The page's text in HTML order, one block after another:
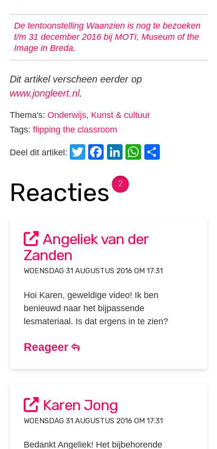
De tentoonstelling Waanzien is nog te bezoeken
t/m 31 december 2016 bij MOTI, Museum of the
Image in Breda.
Dit artikel verscheen eerder op
www.jongleert.nl.
Thema's: Onderwijs, Kunst & cultuur
Tags: flipping the classroom
Deel dit artikel: Twitter
Facebook
LinkedIn
WhatsApp
Reacties 2
Angeliek van der
Zanden
WOENSDAG 31 AUGUSTUS 2016 OM 17:31
Hoi Karen, geweldige video! Ik ben
benieuwd naar het bijpassende
lesmateriaal. Is dat ergens in te zien?
Reageer
Karen Jong
WOENSDAG 31 AUGUSTUS 2016 OM 17:31
Bedankt Angeliek! Het bijbehorende